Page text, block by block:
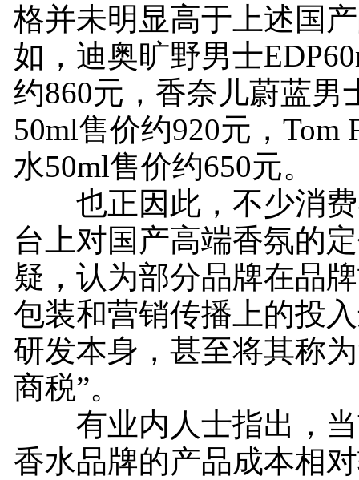
格并未明显高于上述国
如，迪奥旷野男士
约860元，香奈儿蔚蓝男
50ml售价约920元，Tom
水50ml售价约650元。
也正因此，不少消费
台上对国产高端香氛的
疑，认为部分品牌在品
包装和营销传播上的投
研发本身，甚至将其称
商税”。
有业内人士指出，当
香水品牌的产品成本相